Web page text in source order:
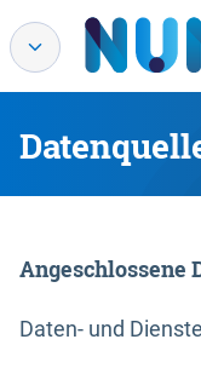
Angeschlossene
Daten- und